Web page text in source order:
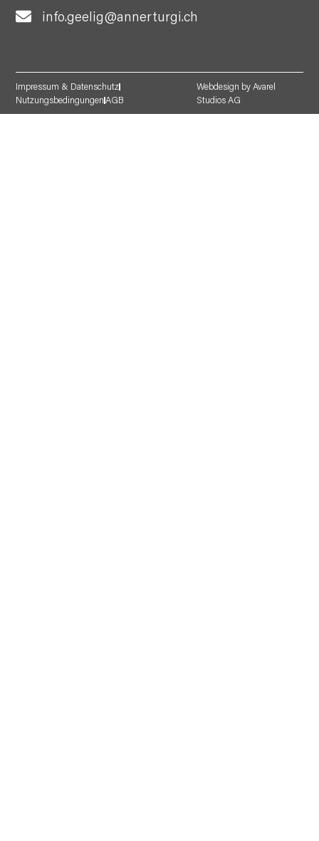
info.geelig@annerturgi.ch
Impressum & Datenschutz
NutzungsbedingungenAGB
Webdesign by Avarel
Studios AG